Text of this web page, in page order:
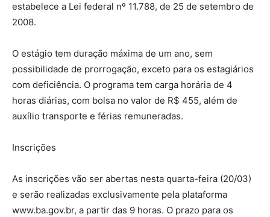
estabelece a Lei federal nº 11.788, de 25 de setembro de
2008.
O estágio tem duração máxima de um ano, sem
possibilidade de prorrogação, exceto para os estagiários
com deficiência. O programa tem carga horária de 4
horas diárias, com bolsa no valor de R$ 455, além de
auxílio transporte e férias remuneradas.
Inscrições
As inscrições vão ser abertas nesta quarta-feira (20/03)
e serão realizadas exclusivamente pela plataforma
www.ba.gov.br, a partir das 9 horas. O prazo para os